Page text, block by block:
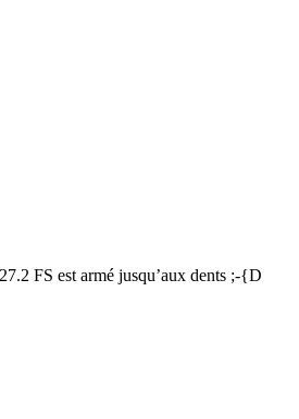
FS est armé jusqu’aux dents ;-{D